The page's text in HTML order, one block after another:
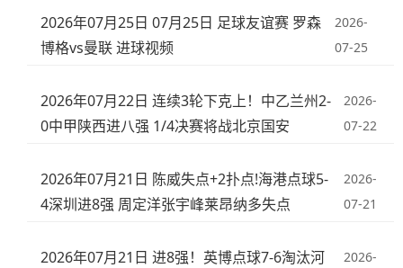
2026年07月25日 07月25日 足球友谊赛 罗森
博格vs曼联 进球视频
2026-
07-25
2026年07月22日 连续3轮下克上！中乙兰州2-
0中甲陕西进八强 1/4决赛将战北京国安
2026-
07-22
2026年07月21日 陈威失点+2扑点!海港点球5-
4深圳进8强 周定洋张宇峰莱昂纳多失点
2026-
07-21
2026年07月21日 进8强！英博点球7-6淘汰河
2026-